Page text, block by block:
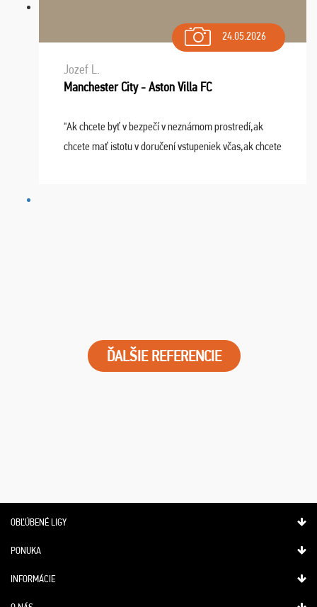
24.05.2026
Jozef L.
Manchester City - Aston Villa FC
"Ak chcete byť v bezpečí v neznámom prostredí,ak
chcete mať istotu v doručení vstupeniek včas,ak chcete
ĎALŠIE REFERENCIE
OBĽÚBENÉ LIGY
PONUKA
INFORMÁCIE